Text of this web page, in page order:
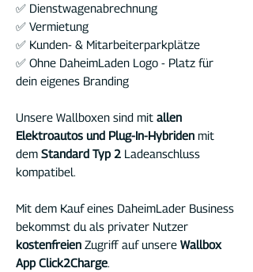
✅ Dienstwagenabrechnung
✅ Vermietung
✅ Kunden- & Mitarbeiterparkplätze
✅ Ohne DaheimLaden Logo - Platz für
dein eigenes Branding
Unsere Wallboxen sind mit allen
Elektroautos und Plug-In-Hybriden mit
dem Standard Typ 2 Ladeanschluss
kompatibel.
Mit dem Kauf eines DaheimLader Business
bekommst du als privater Nutzer
kostenfreien Zugriff auf unsere Wallbox
App Click2Charge.